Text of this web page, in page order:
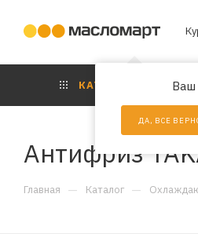
Ваш
ДА, ВСЕ
КАТАЛОГ
Антифриз
Главная — Каталог —